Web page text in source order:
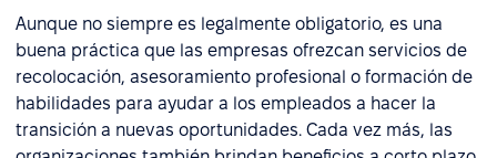
Aunque no siempre es legalmente obligatorio, es una
buena práctica que las empresas ofrezcan servicios de
recolocación, asesoramiento profesional o formación de
habilidades para ayudar a los empleados a hacer la
transición a nuevas oportunidades. Cada vez más, las